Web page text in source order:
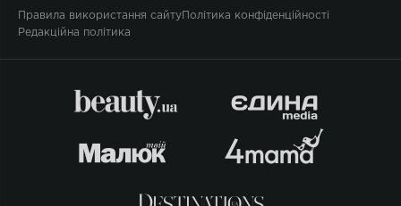
Правила використання сайту Політика конфіденційності
Редакційна політика